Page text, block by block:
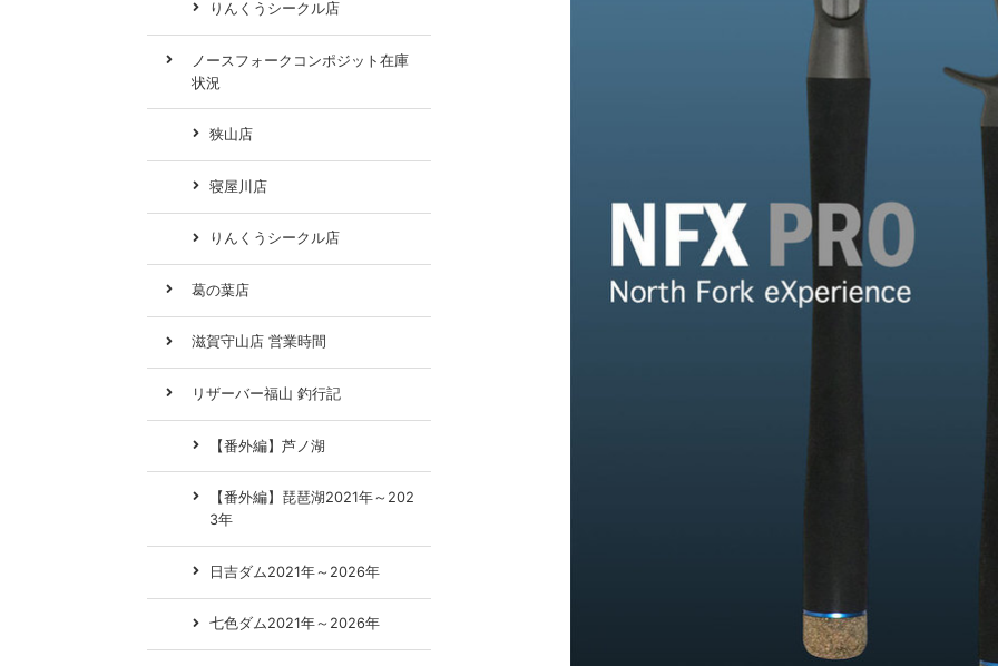
りんくうシークル店
ノースフォークコンポジット在庫
状況
狭山店
寝屋川店
りんくうシークル店
葛の葉店
滋賀守山店 営業時間
リザーバー福山 釣行記
【番外編】芦ノ湖
【番外編】琵琶湖2021年～202
3年
日吉ダム2021年～2026年
七色ダム2021年～2026年